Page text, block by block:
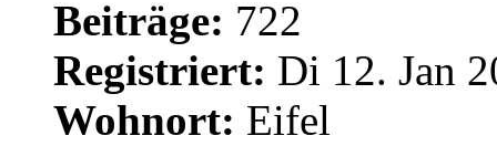
Beiträge: 722
Registriert: Di 12. Jan
Wohnort: Eifel